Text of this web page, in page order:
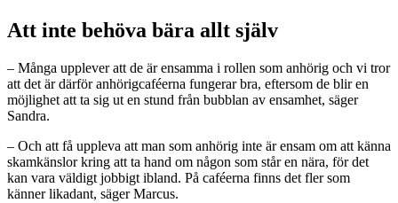
Att inte behöva bära allt själv
– Många upplever att de är ensamma i rollen som anhörig och vi tror
att det är därför anhörigcaféerna fungerar bra, eftersom de blir en
möjlighet att ta sig ut en stund från bubblan av ensamhet, säger
Sandra.
– Och att få uppleva att man som anhörig inte är ensam om att känna
skamkänslor kring att ta hand om någon som står en nära, för det
kan vara väldigt jobbigt ibland. På caféerna finns det fler som
känner likadant, säger Marcus.